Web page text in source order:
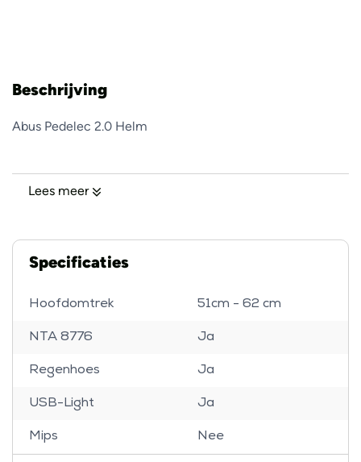
Beschrijving
Abus Pedelec 2.0 Helm
Lees meer
Specificaties
Hoofdomtrek 51cm - 62 cm
NTA 8776 Ja
Regenhoes Ja
USB-Light Ja
Mips Nee